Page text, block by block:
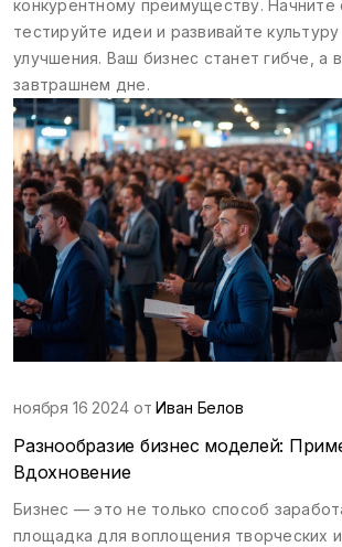
конкурентному преимуществу. Начните
тестируйте идеи и развивайте
улучшения. Ваш бизнес станет гибче, а
завтрашнем дне.
ноября 16 2024 отИван Белов
Разнообразие бизнес моделей:
Вдохновение
Бизнес — это не только способ
площадка для воплощения творческих